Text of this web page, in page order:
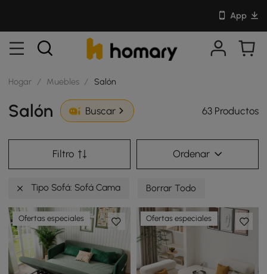
App
Hogar / Muebles / Salón
Salón Buscar 63 Productos
Filtro Ordenar
Tipo Sofá: Sofá Cama Borrar Todo
Ofertas especiales Ofertas especiales